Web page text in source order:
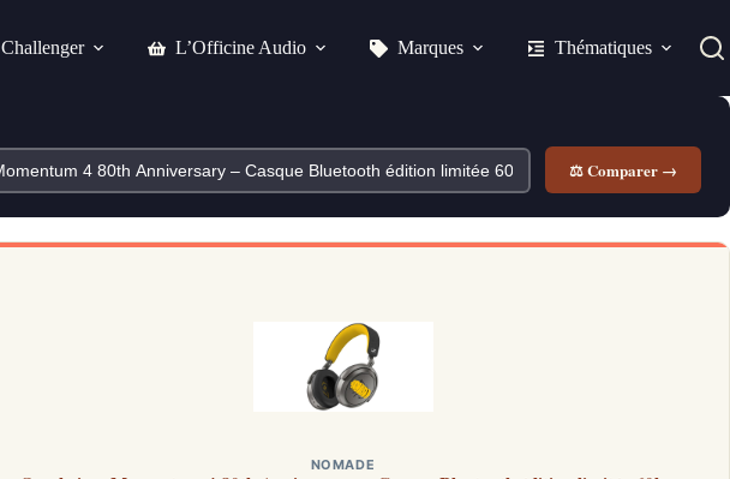
Challenger L’Officine Audio Marques Thématiques
⚖ Comparer →
NOMADE